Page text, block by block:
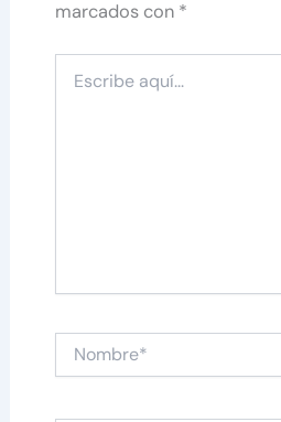
marcados con *
aquí...